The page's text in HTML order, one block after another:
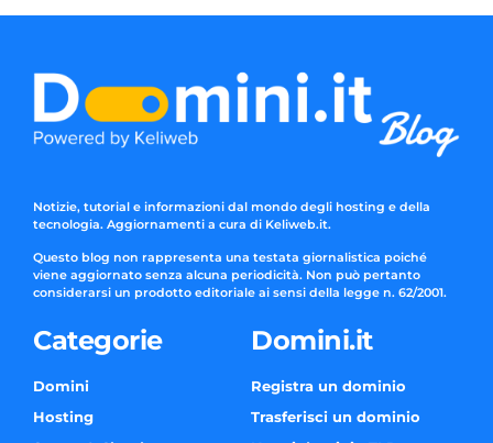
Notizie, tutorial e informazioni dal mondo degli hosting e della
tecnologia. Aggiornamenti a cura di Keliweb.it.
Questo blog non rappresenta una testata giornalistica poiché
viene aggiornato senza alcuna periodicità. Non può pertanto
considerarsi un prodotto editoriale ai sensi della legge n. 62/2001.
Categorie
Domini
Hosting
Domini.it
Registra un dominio
Trasferisci un dominio